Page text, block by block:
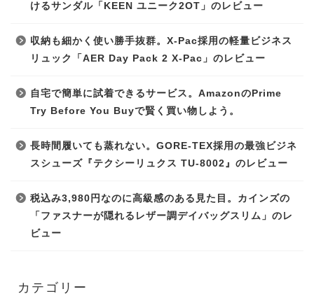
けるサンダル「KEEN ユニーク2OT」のレビュー
収納も細かく使い勝手抜群。X-Pac採用の軽量ビジネス
リュック「AER Day Pack 2 X-Pac」のレビュー
自宅で簡単に試着できるサービス。AmazonのPrime
Try Before You Buyで賢く買い物しよう。
長時間履いても蒸れない。GORE-TEX採用の最強ビジネ
スシューズ『テクシーリュクス TU-8002』のレビュー
税込み3,980円なのに高級感のある見た目。カインズの
「ファスナーが隠れるレザー調デイバッグスリム」のレ
ビュー
カテゴリー